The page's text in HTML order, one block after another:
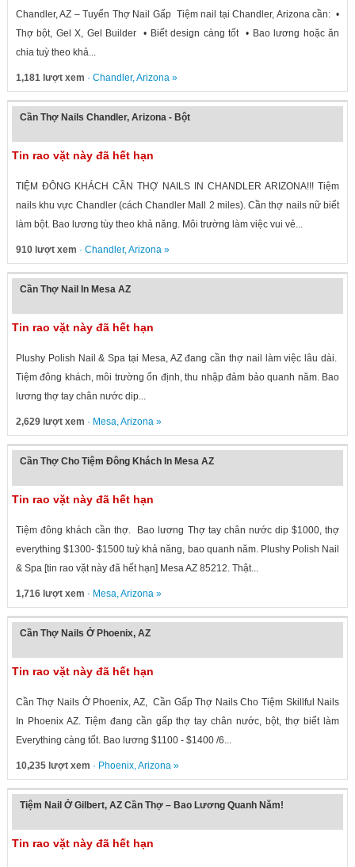
Chandler, AZ – Tuyển Thợ Nail Gấp Tiệm nail tại Chandler, Arizona cần: •
Thợ bột, Gel X, Gel Builder • Biết design càng tốt • Bao lương hoặc ăn
chia tuỳ theo khả...
1,181 lượt xem · Chandler,Arizona»
Cần Thợ Nails Chandler, Arizona - Bột
Tin rao vặt này đã hết hạn
TIỆM ĐÔNG KHÁCH CẦN THỢ NAILS IN CHANDLER ARIZONA!!! Tiệm
nails khu vực Chandler (cách Chandler Mall 2 miles). Cần thợ nails nữ biết
làm bột. Bao lương tùy theo khả năng. Môi trường làm việc vui vẻ...
910 lượt xem · Chandler,Arizona»
Cần Thợ Nail In Mesa AZ
Tin rao vặt này đã hết hạn
Plushy Polish Nail & Spa tại Mesa, AZ đang cần thợ nail làm việc lâu dài.
Tiệm đông khách, môi trường ổn định, thu nhập đảm bảo quanh năm. Bao
lương thợ tay chân nước dip...
2,629 lượt xem · Mesa,Arizona»
Cần Thợ Cho Tiệm Đông Khách In Mesa AZ
Tin rao vặt này đã hết hạn
Tiệm đông khách cần thợ. Bao lương Thợ tay chân nước dip $1000, thợ
everything $1300- $1500 tuỳ khả năng, bao quanh năm. Plushy Polish Nail
& Spa [tin rao vặt này đã hết hạn] Mesa AZ 85212. Thật...
1,716 lượt xem · Mesa,Arizona»
Cần Thợ Nails Ở Phoenix, AZ
Tin rao vặt này đã hết hạn
Cần Thợ Nails Ở Phoenix, AZ, Cần Gấp Thợ Nails Cho Tiệm Skillful Nails
In Phoenix AZ. Tiệm đang cần gấp thợ tay chân nước, bột, thợ biết làm
Everything càng tốt. Bao lương $1100 - $1400 /6...
10,235 lượt xem · Phoenix,Arizona»
Tiệm Nail Ở Gilbert, AZ Cần Thợ – Bao Lương Quanh Năm!
Tin rao vặt này đã hết hạn